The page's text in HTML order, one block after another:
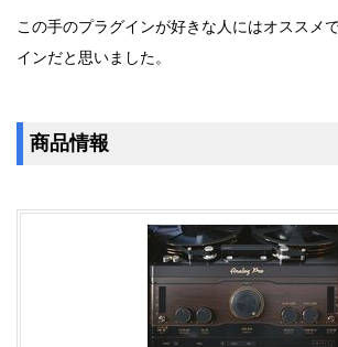
この手のプラグインが好きな人にはオススメ
インだと思いました。
商品情報